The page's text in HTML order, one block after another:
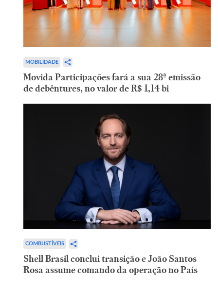
MOBILIDADE
Movida Participações fará a sua 28ª emissão
de debêntures, no valor de R$ 1,14 bi
COMBUSTÍVEIS
Shell Brasil conclui transição e João Santos
Rosa assume comando da operação no País